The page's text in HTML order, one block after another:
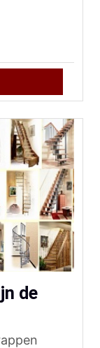
de